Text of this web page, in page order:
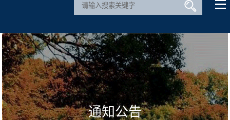
通知公告